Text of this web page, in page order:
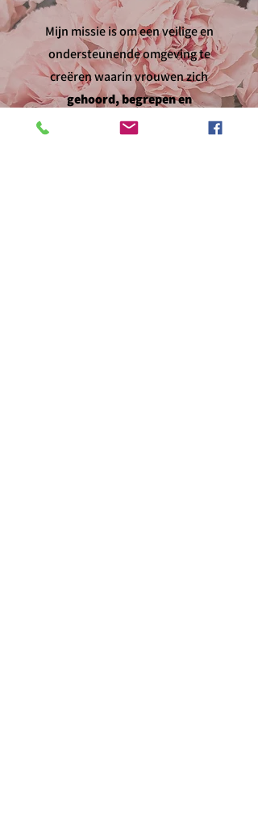
Mijn missie is om een veilige en
ondersteunende omgeving te
creëren waarin vrouwen zich
gehoord, begrepen en
empoweredvoelen om